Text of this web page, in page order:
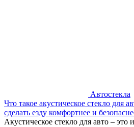
Автостекла
Что такое акустическое стекло для
сделать езду комфортнее и
Акустическое стекло для авто –